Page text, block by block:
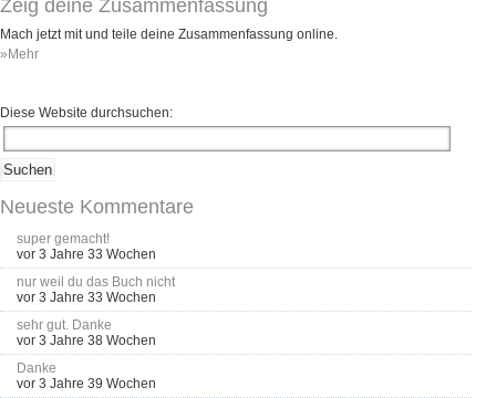
Zeig deine Zusammenfassung
Mach jetzt mit und teile deine Zusammenfassung online.
»Mehr
Diese Website durchsuchen:
Neueste Kommentare
super gemacht!
vor 3 Jahre 33 Wochen
nur weil du das Buch nicht
vor 3 Jahre 33 Wochen
sehr gut. Danke
vor 3 Jahre 38 Wochen
Danke
vor 3 Jahre 39 Wochen